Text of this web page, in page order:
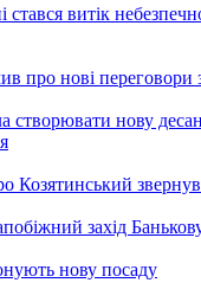
витік
про нові переговори
створювати нову
Козятинський
захід
нову посаду